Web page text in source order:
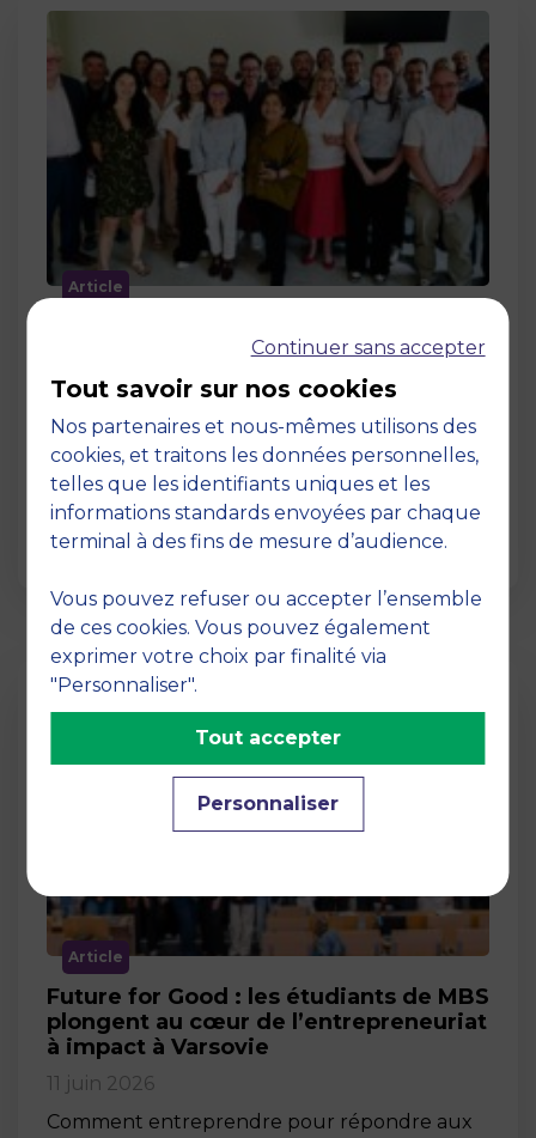
Article
de l’Économie Numérique 2026 : un
engagement au service de
l’innovation en occitanie
12 juin 2026
La semaine dernière, le campus de MBS
School of Business a ouvert ses portes aux
jurys des Trophées …
Article
Future for Good : les étudiants de MBS
plongent au cœur de l’entrepreneuriat
à impact à Varsovie
11 juin 2026
Comment entreprendre pour répondre aux
Continuer sans accepter
Tout savoir sur nos cookies
Nos partenaires et nous-mêmes utilisons des
cookies, et traitons les données personnelles,
telles que les identifiants uniques et les
informations standards envoyées par chaque
terminal à des fins de mesure d’audience.
Vous pouvez refuser ou accepter l’ensemble
de ces cookies. Vous pouvez également
exprimer votre choix par finalité via
"Personnaliser".
Personnaliser
Tout accepter